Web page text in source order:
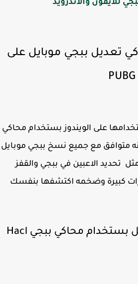
للأيفون والأندرويد
تعديل ببجي موبايل على
على الويندوز بستخدام محاكي
مع جميع نسخ ببجي موبايل
تحديد الاعبين في ببجي والقفز
كبيرة وضخمه اكتشفها بنفسك
تحميل ببجي موبايل بستخدام محاكي ببجي Hacl